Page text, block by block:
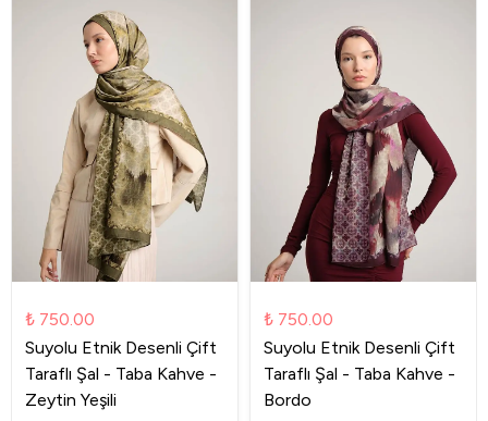
₺ 750.00
Suyolu Etnik Desenli Çift
Taraflı Şal - Taba Kahve -
Zeytin Yeşili
₺ 750.00
Suyolu Etnik Desenli Çift
Taraflı Şal - Taba Kahve -
Bordo